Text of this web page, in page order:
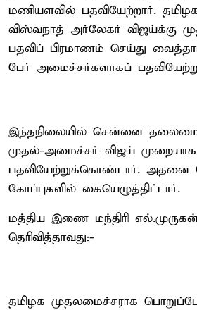
மணியளவில் பதவியேற்றார்.
விஸ்வநாத் அர்லேகர் விஜய்க்கு
பதவிப் பிரமாணம் செய்து
பேர் அமைச்சர்களாகப்
இந்தநிலையில் சென்னை
முதல்-அமைச்சர் விஜய் முறையாக
பதவியேற்றுக்கொண்டார். அதனை
கோப்புகளில் கையெழுத்திட்டார்.
மத்திய இணை மந்திரி
தெரிவித்தாவது:-
தமிழக முதலமைச்சராக